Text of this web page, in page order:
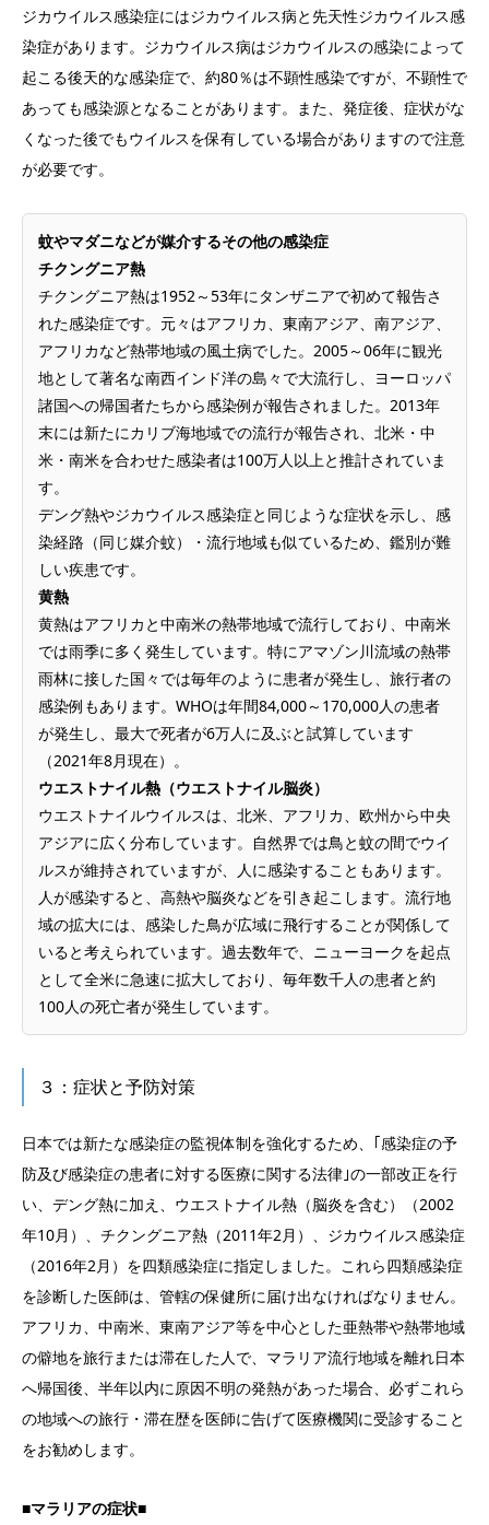
ジカウイルス感染症にはジカウイルス病と先天性ジカウイルス感
染症があります。ジカウイルス病はジカウイルスの感染によって
起こる後天的な感染症で、約80％は不顕性感染ですが、不顕性で
あっても感染源となることがあります。また、発症後、症状がな
くなった後でもウイルスを保有している場合がありますので注意
が必要です。
蚊やマダニなどが媒介するその他の感染症
チクングニア熱
チクングニア熱は1952～53年にタンザニアで初めて報告さ
れた感染症です。元々はアフリカ、東南アジア、南アジア、
アフリカなど熱帯地域の風土病でした。2005～06年に観光
地として著名な南西インド洋の島々で大流行し、ヨーロッパ
諸国への帰国者たちから感染例が報告されました。2013年
末には新たにカリブ海地域での流行が報告され、北米・中
米・南米を合わせた感染者は100万人以上と推計されていま
す。
デング熱やジカウイルス感染症と同じような症状を示し、感
染経路（同じ媒介蚊）・流行地域も似ているため、鑑別が難
しい疾患です。
黄熱
黄熱はアフリカと中南米の熱帯地域で流行しており、中南米
では雨季に多く発生しています。特にアマゾン川流域の熱帯
雨林に接した国々では毎年のように患者が発生し、旅行者の
感染例もあります。WHOは年間84,000～170,000人の患者
が発生し、最大で死者が6万人に及ぶと試算しています
（2021年8月現在）。
ウエストナイル熱（ウエストナイル脳炎）
ウエストナイルウイルスは、北米、アフリカ、欧州から中央
アジアに広く分布しています。自然界では鳥と蚊の間でウイ
ルスが維持されていますが、人に感染することもあります。
人が感染すると、高熱や脳炎などを引き起こします。流行地
域の拡大には、感染した鳥が広域に飛行することが関係して
いると考えられています。過去数年で、ニューヨークを起点
として全米に急速に拡大しており、毎年数千人の患者と約
100人の死亡者が発生しています。
３：症状と予防対策
日本では新たな感染症の監視体制を強化するため、｢感染症の予
防及び感染症の患者に対する医療に関する法律｣の一部改正を行
い、デング熱に加え、ウエストナイル熱（脳炎を含む）（2002
年10月）、チクングニア熱（2011年2月）、ジカウイルス感染症
（2016年2月）を四類感染症に指定しました。これら四類感染症
を診断した医師は、管轄の保健所に届け出なければなりません。
アフリカ、中南米、東南アジア等を中心とした亜熱帯や熱帯地域
の僻地を旅行または滞在した人で、マラリア流行地域を離れ日本
へ帰国後、半年以内に原因不明の発熱があった場合、必ずこれら
の地域への旅行・滞在歴を医師に告げて医療機関に受診すること
をお勧めします。
■マラリアの症状■